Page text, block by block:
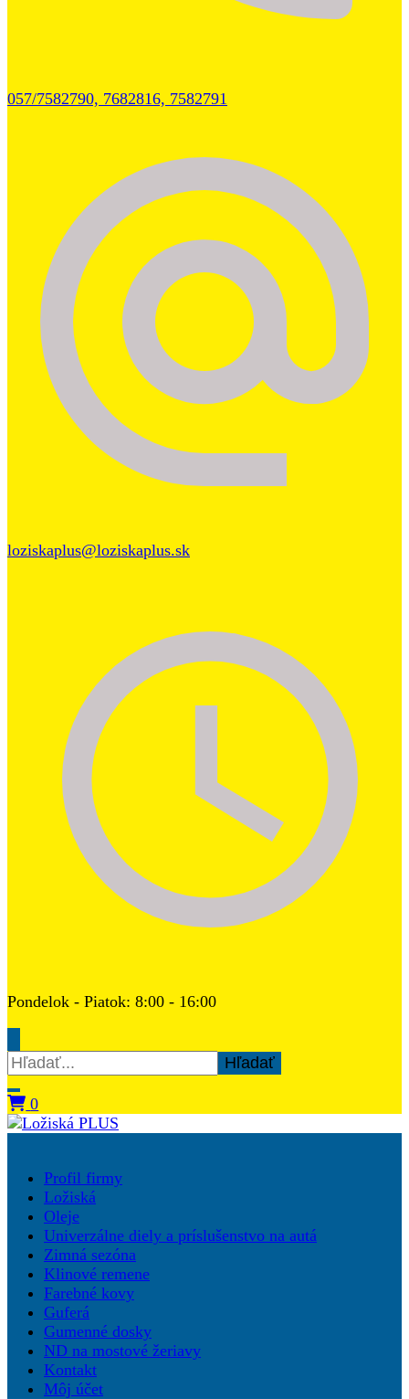
057/7582790, 7682816, 7582791
loziskaplus@loziskaplus.sk
Pondelok - Piatok: 8:00 - 16:00
Hľadať:
0
Ložiská PLUS
Profil firmy
Ložiská
Oleje
Univerzálne diely a príslušenstvo na autá
Zimná sezóna
Klinové remene
Farebné kovy
Guferá
Gumenné dosky
ND na mostové žeriavy
Kontakt
Môj účet